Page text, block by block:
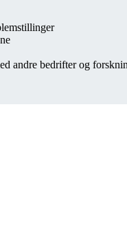
andre bedrifter og